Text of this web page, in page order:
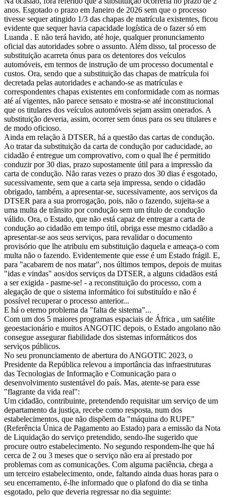
anos. Esgotado o prazo em Janeiro de 2026 sem que o processo
tivesse sequer atingido 1/3 das chapas de matrícula existentes, ficou
evidente que sequer havia capacidade logística de o fazer só em
Luanda . E não terá havido, até hoje, qualquer pronunciamento
oficial das autoridades sobre o assunto. Além disso, tal processo de
substituição acarreta ónus para os detentores dos veículos
automóveis, em termos de instrução de um processo documental e
custos. Ora, sendo que a substituição das chapas de matrícula foi
decretada pelas autoridades e achando-se as matrículas e
correspondentes chapas existentes em conformidade com as normas
até aí vigentes, não parece sensato e mostra-se até inconstitucional
que os titulares dos veículos automóveis sejam assim onerados. A
substituição deveria, assim, ocorrer sem ónus para os seu titulares e
de modo oficioso.
Ainda em relação à DTSER, há a questão das cartas de condução.
Ao tratar da substituição da carta de condução por caducidade, ao
cidadão é entregue um comprovativo, com o qual lhe é permitido
conduzir por 30 dias, prazo supostamente útil para a impressão da
carta de condução. Não raras vezes o prazo dos 30 dias é esgotado,
sucessivamente, sem que a carta seja impressa, sendo o cidadão
obrigado, também, a apresentar-se, sucessivamente, aos serviços da
DTSER para a sua prorrogação, pois, não o fazendo, sujeita-se a
uma multa de trânsito por condução sem um título de condução
válido. Ora, o Estado, que não está capaz de entregar a carta de
condução ao cidadão em tempo útil, obriga esse mesmo cidadão a
apresentar-se aos seus serviços, para revalidar o documento
provisório que lhe atribuiu em substituição daquela e ameaça-o com
multa não o fazendo. Evidentemente que esse é um Estado frágil. E,
para "acabarem de nos matar", nos últimos tempos, depois de muitas
"idas e vindas" aos/dos serviços da DTSER, a alguns cidadãos está
a ser exigida - pasme-se! - a reconstituição do processo, com a
alegação de que o sistema informático foi substituído e não é
possível recuperar o processo anterior...
E há o eterno problema da "falta de sistema"...
Com um dos 5 maiores programas espaciais de África , um satélite
geoestacionário e muitos ANGOTIC depois, o Estado angolano não
consegue assegurar fiabilidade dos sistemas informáticos dos
serviços públicos.
No seu pronunciamento de abertura do ANGOTIC 2023, o
Presidente da República relevou a importância das infraestruturas
das Tecnologias de Informação e Comunicação para o
desenvolvimento sustentável do país. Mas, atente-se para esse
"flagrante da vida real":
Um cidadão, contribuinte, pretendendo requisitar um serviço de um
departamento da justiça, recebe como resposta, num dos
estabelecimentos, que não dispõem da "máquina do RUPE"
(Referência Única de Pagamento ao Estado) para a emissão da Nota
de Liquidação do serviço pretendido, sendo-lhe sugerido que
procure outro estabelecimento. No segundo respondem-lhe que há
cerca de 2 ou 3 meses que o serviço não era aí prestado por
problemas com as comunicações. Com alguma paciência, chega a
um terceiro estabelecimento, onde, faltando ainda duas horas para o
seu encerramento, é-lhe informado que o plafond do dia se tinha
esgotado, pelo que deveria regressar no dia seguinte: